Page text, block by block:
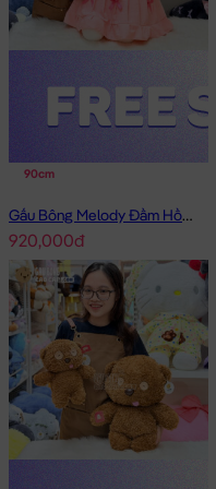
90cm
Gấu Bông Melody Đầm Hồng Cổ Sen Đeo Nơ
920,000đ